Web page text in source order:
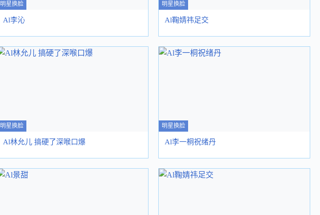
明星换脸
Al李沁
明星换脸
Al鞠婧祎足交
明星换脸
Al林允儿 搞硬了深喉口爆
明星换脸
Al李一桐祝绪丹